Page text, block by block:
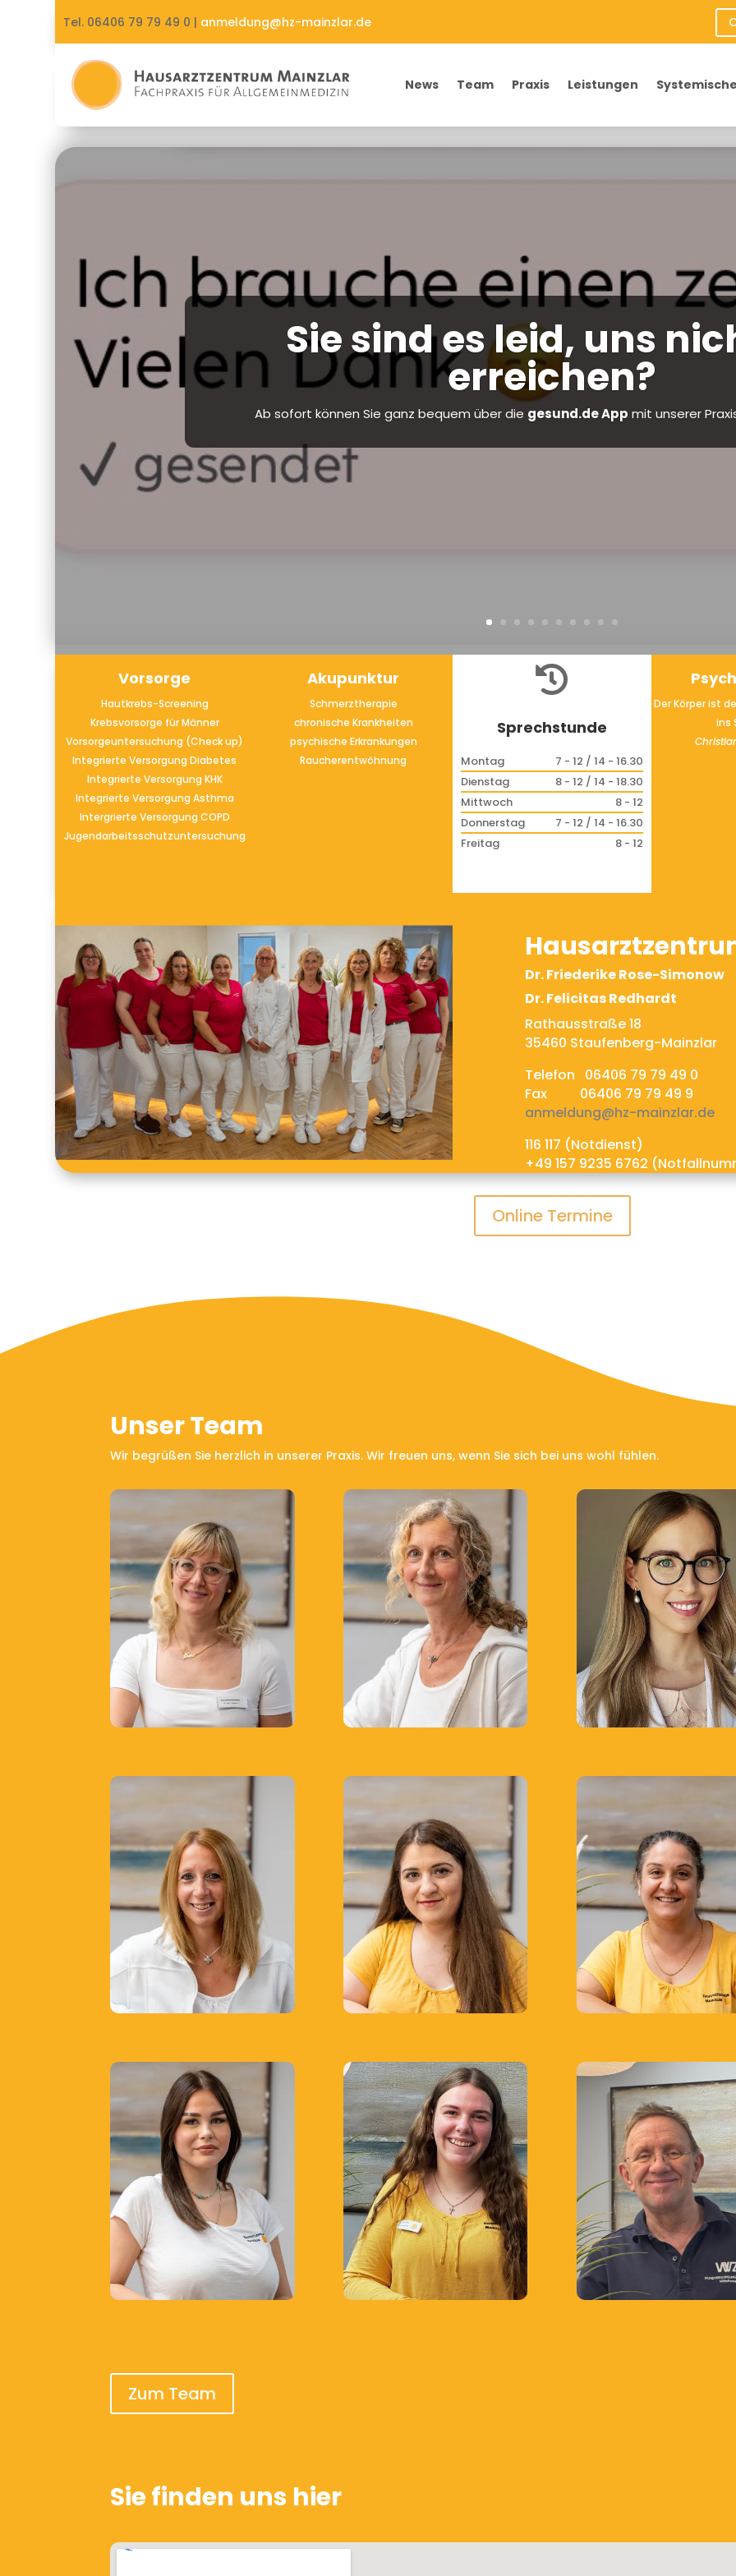
Tel. 06406 79 79 49 0 | anmeldung@hz-mainzlar.de
News Team Praxis Leistungen
Urlaubstermine 2026
Vormerken
Hier haben Sie alles auf einen Blick:
Vorsorge
Hautkrebs-Screening
Krebsvorsorge für Männer
Vorsorgeuntersuchung (Check up)
Integrierte Versorgung Diabetes
Integrierte Versorgung KHK
Integrierte Versorgung Asthma
Intergrierte Versorgung COPD
Jugendarbeitsschutzuntersuchung
Akupunktur
Schmerztherapie
chronische Krankheiten
psychische Erkrankungen
Raucherentwöhnung

Sprechstunde
Montag
7 - 12 / 14 - 16.30
Dienstag
8 - 12 / 14 - 18.30
Mittwoch
8 - 12
Donnerstag
7 - 12 / 14 - 16.30
Freitag
8 - 12
Der Körper ist
ins
Dr. Friederike Rose-Simonow
Dr. Felicitas Redhardt
Rathausstraße 18
35460 Staufenberg-Mainzlar
Telefon 06406 79 79 49 0
Fax 06406 79 79 49 9
anmeldung@hz-mainzlar.de
116 117 (Notdienst)
+49 157 9235 6762
Online Termine
Unser Team
Wir begrüßen Sie herzlich in unserer Praxis. Wir freuen uns, wenn Sie sich bei uns wohl fühlen.
Zum Team
Sie finden uns hier